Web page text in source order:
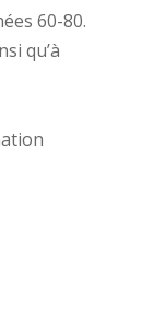
60-80.
qu’à